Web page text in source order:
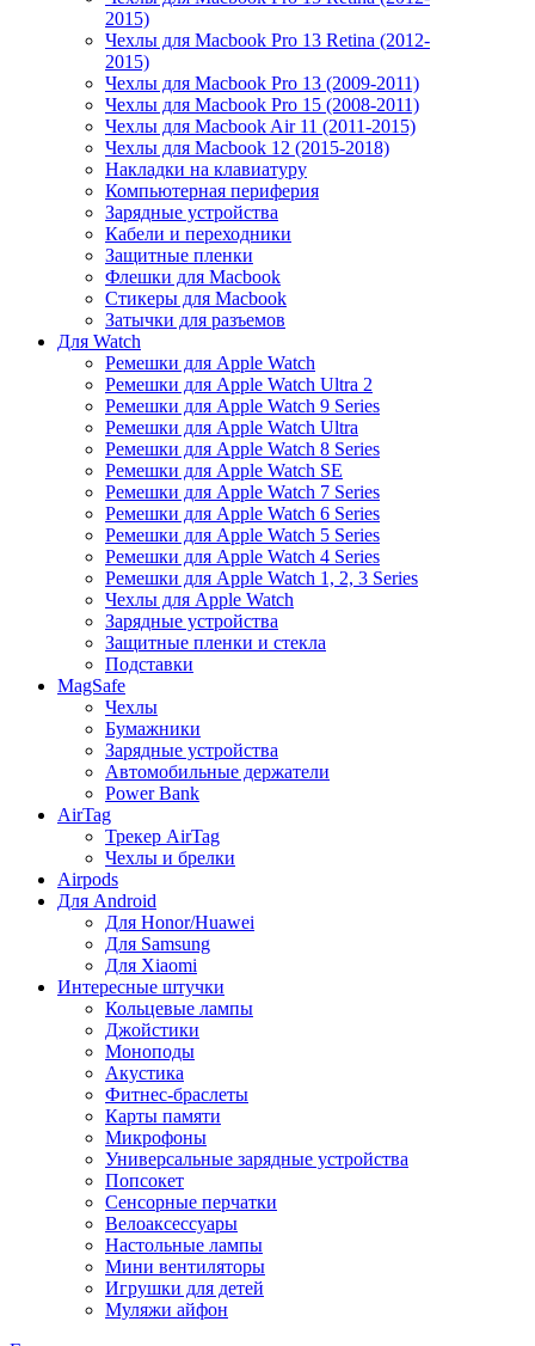
2015)
Чехлы для Macbook Pro 13 Retina (2012-
2015)
Чехлы для Macbook Pro 13 (2009-2011)
Чехлы для Macbook Pro 15 (2008-2011)
Чехлы для Macbook Air 11 (2011-2015)
Чехлы для Macbook 12 (2015-2018)
Накладки на клавиатуру
Компьютерная периферия
Зарядные устройства
Кабели и переходники
Защитные пленки
Флешки для Macbook
Стикеры для Macbook
Затычки для разъемов
Для Watch
Ремешки для Apple Watch
Ремешки для Apple Watch Ultra 2
Ремешки для Apple Watch 9 Series
Ремешки для Apple Watch Ultra
Ремешки для Apple Watch 8 Series
Ремешки для Apple Watch SE
Ремешки для Apple Watch 7 Series
Ремешки для Apple Watch 6 Series
Ремешки для Apple Watch 5 Series
Ремешки для Apple Watch 4 Series
Ремешки для Apple Watch 1, 2, 3 Series
Чехлы для Apple Watch
Зарядные устройства
Защитные пленки и стекла
Подставки
MagSafe
Чехлы
Бумажники
Зарядные устройства
Автомобильные держатели
Power Bank
AirTag
Трекер AirTag
Чехлы и брелки
Airpods
Для Android
Для Honor/Huawei
Для Samsung
Для Xiaomi
Интересные штучки
Кольцевые лампы
Джойстики
Моноподы
Акустика
Фитнес-браслеты
Карты памяти
Микрофоны
Универсальные зарядные устройства
Попсокет
Сенсорные перчатки
Велоаксессуары
Настольные лампы
Мини вентиляторы
Игрушки для детей
Муляжи айфон